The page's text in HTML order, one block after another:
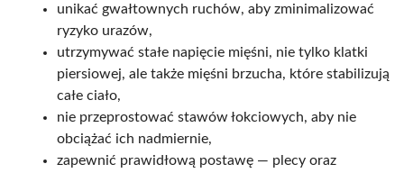
unikać gwałtownych ruchów, aby zminimalizować
ryzyko urazów,
utrzymywać stałe napięcie mięśni, nie tylko klatki
piersiowej, ale także mięśni brzucha, które stabilizują
całe ciało,
nie przeprostować stawów łokciowych, aby nie
obciążać ich nadmiernie,
zapewnić prawidłową postawę — plecy oraz